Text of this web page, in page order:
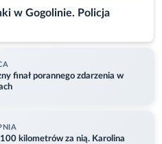
w Gogolinie. Policja
finał porannego zdarzenia w
100 kilometrów za nią. Karolina